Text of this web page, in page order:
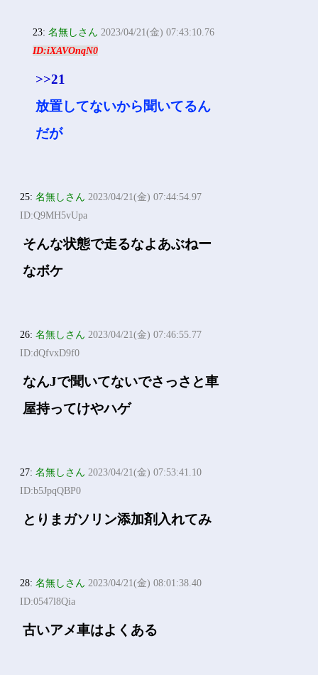
23:名無しさん 2023/04/21(金) 07:43:10.76
ID:iXAVOnqN0
>>21
放置してないから聞いてるん
だが
25:名無しさん 2023/04/21(金) 07:44:54.97
ID:Q9MH5vUpa
そんな状態で走るなよあぶねー
なボケ
26:名無しさん 2023/04/21(金) 07:46:55.77
ID:dQfvxD9f0
なんJで聞いてないでさっさと車
屋持ってけやハゲ
27:名無しさん 2023/04/21(金) 07:53:41.10
ID:b5JpqQBP0
とりまガソリン添加剤入れてみ
28:名無しさん 2023/04/21(金) 08:01:38.40
ID:0547l8Qia
古いアメ車はよくある